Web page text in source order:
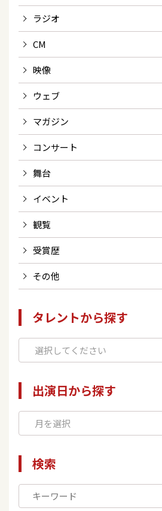
ラジオ
CM
映像
ウェブ
マガジン
コンサート
舞台
イベント
観覧
受賞歴
その他
タレントから探す
出演日から探す
検索